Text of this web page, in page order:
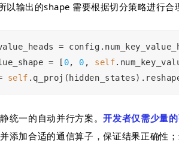
以输出的shape 需要根据切分策略进行合
=
= [ 0, 0 , self
self
统一的自动并行方案。开发者仅需少量
并添加合适的通信算子，保证结果正确性